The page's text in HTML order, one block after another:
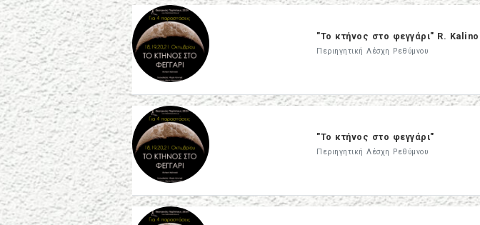
"Το κτήνος στο φεγγάρι" R.
Περιηγητική Λέσχη Ρεθύμνου
"Το κτήνος στο φεγγάρι"
Περιηγητική Λέσχη Ρεθύμνου